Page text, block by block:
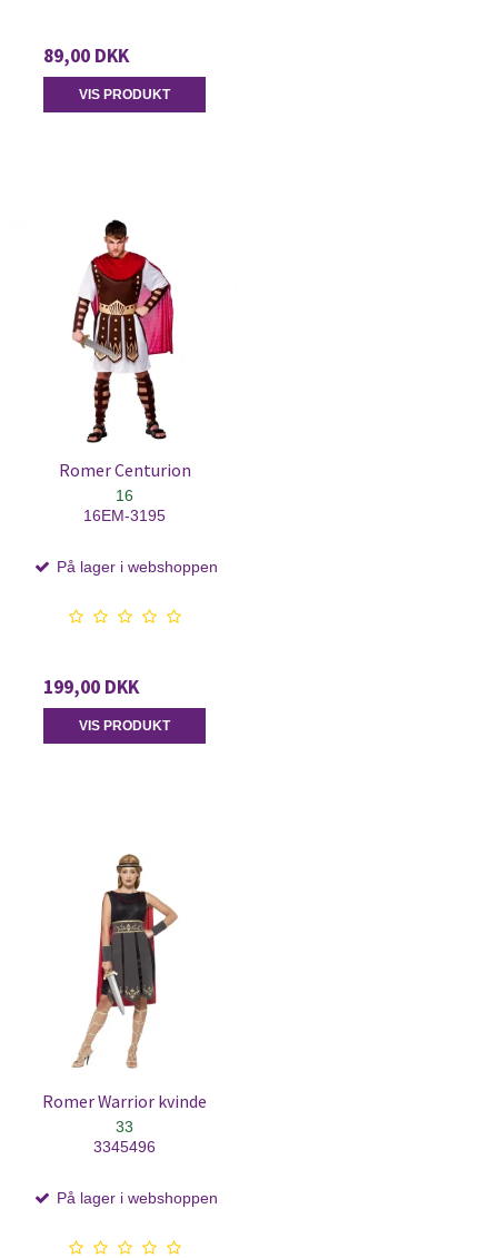
89,00 DKK
VIS PRODUKT
Romer Centurion
16
16EM-3195
På lager i webshoppen
199,00 DKK
VIS PRODUKT
Romer Warrior kvinde
33
3345496
På lager i webshoppen